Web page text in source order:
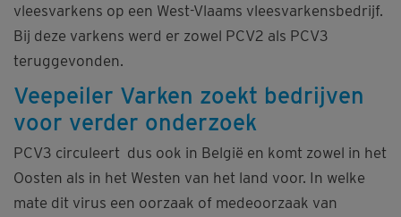
vleesvarkens op een West-Vlaams vleesvarkensbedrijf.
Bij deze varkens werd er zowel PCV2 als PCV3
teruggevonden.
Veepeiler Varken zoekt bedrijven
voor verder onderzoek
PCV3 circuleert dus ook in België en komt zowel in het
Oosten als in het Westen van het land voor. In welke
mate dit virus een oorzaak of medeoorzaak van